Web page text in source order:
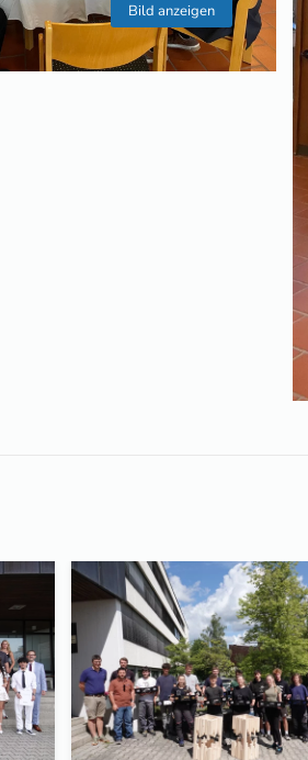
Bild anzeigen